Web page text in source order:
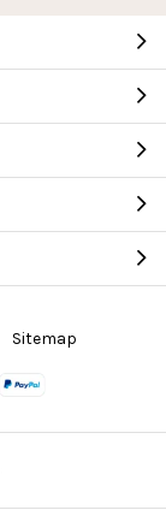
Sitemap